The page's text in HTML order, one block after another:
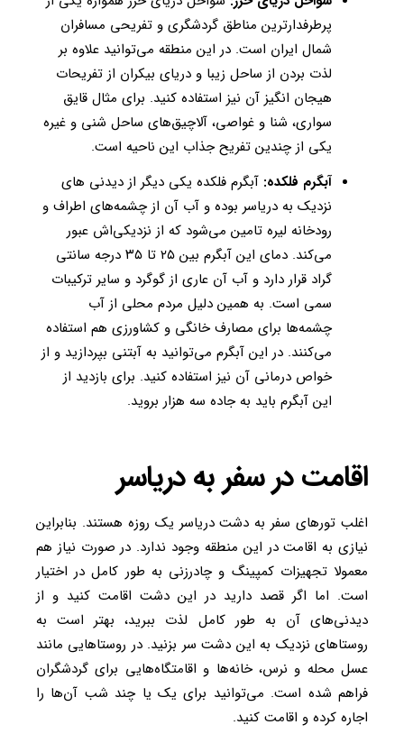
پرطرفدارترین مناطق گردشگری و تفریحی مسافران
شمال ایران است. در این منطقه می‌توانید علاوه بر
لذت بردن از ساحل زیبا و دریای بیکران از تفریحات
هیجان انگیز آن نیز استفاده کنید. برای مثال قایق
سواری، شنا و غواصی، آلاچیق‌های ساحل شنی و غیره
یکی از چندین تفریح جذاب این ناحیه است.
آبگرم فلکده: آبگرم فلکده یکی دیگر از دیدنی های
نزدیک به دریاسر بوده و آب آن از چشمه‌های اطراف و
رودخانه لیره تامین می‌شود که از نزدیکی‌اش عبور
می‌کند. دمای این آبگرم بین ۲۵ تا ۳۵ درجه سانتی
گراد قرار دارد و آب آن عاری از گوگرد و سایر ترکیبات
سمی است. به همین دلیل مردم محلی از آب
چشمه‌ها برای مصارف خانگی و کشاورزی هم استفاده
می‌کنند. در این آبگرم می‌توانید به آبتنی بپردازید و از
خواص درمانی آن نیز استفاده کنید. برای بازدید از
این آبگرم باید به جاده سه هزار بروید.
اقامت در سفر به دریاسر
اغلب تورهای سفر به دشت دریاسر یک روزه هستند. بنابراین
نیازی به اقامت در این منطقه وجود ندارد. در صورت نیاز هم
معمولا تجهیزات کمپینگ و چادرزنی به طور کامل در اختیار
است. اما اگر قصد دارید در این دشت اقامت کنید و از
دیدنی‌های آن به طور کامل لذت ببرید، بهتر است به
روستاهای نزدیک به این دشت سر بزنید. در روستاهایی مانند
عسل محله و نرس، خانه‌ها و اقامتگاه‌هایی برای گردشگران
فراهم شده است. می‌توانید برای یک یا چند شب آن‌ها را
اجاره کرده و اقامت کنید.